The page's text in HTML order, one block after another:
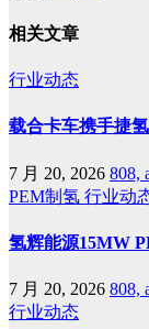
相关文章
行业动态
载合卡车携手捷
7 月 20, 2026 808,
PEM制氢 行业动
氢辉能源15MW
7 月 20, 2026 808,
行业动态